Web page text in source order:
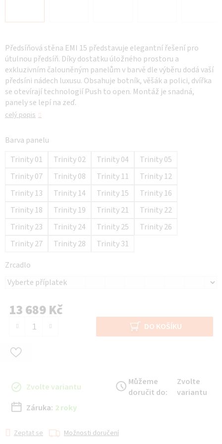
Předsíňová stěna EMI 15 představuje elegantní řešení pro
útulnou předsíň. Díky dostatku úložného prostoru a
exkluzivním čalouněným panelům v barvě dle výběru dodá vaší
předsíni nádech luxusu. Obsahuje botník, věšák a polici, dvířka
se otevírají technologií Push to open. Montáž je snadná,
panely se lepí na zeď.
celý popis
Barva panelu
Trinity 01
Trinity 02 Trinity 04
Trinity 05
Trinity 07
Trinity 08 Trinity 11
Trinity 12
Trinity 13
Trinity 14 Trinity 15
Trinity 16
Trinity 18
Trinity 19 Trinity 21
Trinity 22
Trinity 23
Trinity 24 Trinity 25
Trinity 26
Trinity 27
Trinity 28
Trinity 31
Zrcadlo
13 689 Kč
DO KOŠÍKU
Zvolte variantu
Můžeme
doručit do:
Zvolte
variantu
Záruka: 2 roky
Zeptat se Možnosti doručení